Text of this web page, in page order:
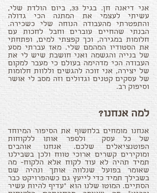
אני דיאנה חן. בגיל 33, ביום הולדת שלי,
עשיתי לעצמי את המתנה הכי גדולה
והתפטרתי מהעבודה הנוחה שלי כשכירה.
הבנתי שהחיים עוברים וחבל לחכות עם
חלומות במגירה, וכך קפצתי למים, ופתחתי
את הסטודיו המהמם שלי. מאז עברתי מסע
של בנייה והגשמה ואני חושבת שיש לי את
העבודה הכי מדהימה בעולם כי מעבר למקום
של יצירה, אני זוכה להגשים וללוות חלומות
של עסקים קטנים וגדולים וזה מסב לי אושר
וסיפוק רב.
למה אנחנו?
אנחנו מומחים בלחשוף את הסיפור המיוחד
של כל עסק ולספר אותו ללקוחות
הפוטנציאלים שלכם. אנחנו אוהבים
ומוקירים קשרים ארוכי טווח ולכן בשבילנו
תמיד תהיה לא עוד לקוח אלא הלקוח- מה
שאומר בפועל שנלווה אותך ונהיה שם
בשבילך תמיד כדי לייעץ גם כשהפרויקט כבר
הסתיים. המוטו שלנו הוא "עדיף להיות עשיר